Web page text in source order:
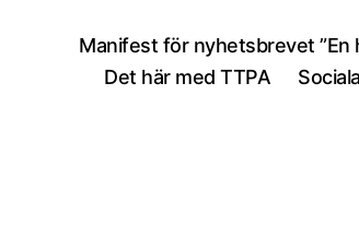
Manifest för nyhetsbrevet ”En
Det här med TTPA